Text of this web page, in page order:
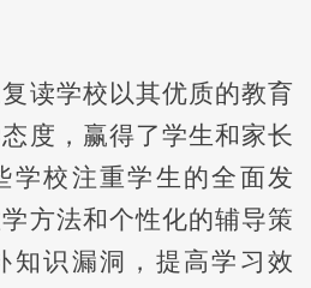
读学校以其优质的教育
度，赢得了学生和家长
学校注重学生的全面发
方法和个性化的辅导策
知识漏洞，提高学习效